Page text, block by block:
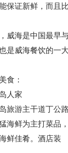
保证新鲜，而且
海是中国最早与
是威海餐饮的一
：
人家
旅游主干道丁公
海鲜为主打菜品
鲜佳肴。酒店装